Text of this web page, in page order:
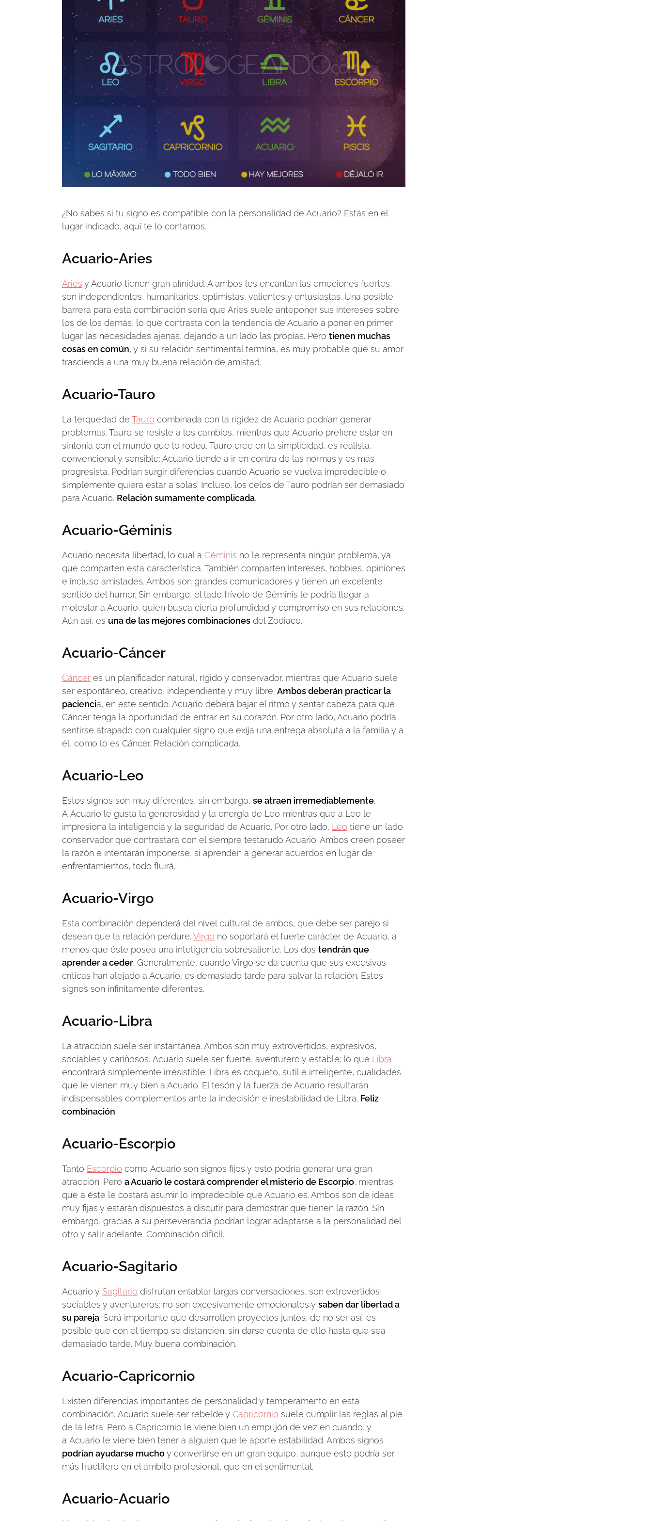
¿No sabes si tu signo es compatible con la personalidad de Acuario? Estás en el
lugar indicado, aquí te lo contamos.
Acuario-Aries
Aries y Acuario tienen gran afinidad. A ambos les encantan las emociones fuertes,
son independientes, humanitarios, optimistas, valientes y entusiastas. Una posible
barrera para esta combinación sería que Aries suele anteponer sus intereses sobre
los de los demás, lo que contrasta con la tendencia de Acuario a poner en primer
lugar las necesidades ajenas, dejando a un lado las propias. Pero tienen muchas
cosas en común, y si su relación sentimental termina, es muy probable que su amor
trascienda a una muy buena relación de amistad.
Acuario-Tauro
La terquedad de Tauro combinada con la rigidez de Acuario podrían generar
problemas. Tauro se resiste a los cambios, mientras que Acuario prefiere estar en
sintonía con el mundo que lo rodea. Tauro cree en la simplicidad, es realista,
convencional y sensible; Acuario tiende a ir en contra de las normas y es más
progresista. Podrían surgir diferencias cuando Acuario se vuelva impredecible o
simplemente quiera estar a solas. Incluso, los celos de Tauro podrían ser demasiado
para Acuario. Relación sumamente complicada.
Acuario-Géminis
Acuario necesita libertad, lo cual a Géminis no le representa ningún problema, ya
que comparten esta característica. También comparten intereses, hobbies, opiniones
e incluso amistades. Ambos son grandes comunicadores y tienen un excelente
sentido del humor. Sin embargo, el lado frívolo de Géminis le podría llegar a
molestar a Acuario, quien busca cierta profundidad y compromiso en sus relaciones.
Aún así, es una de las mejores combinaciones del Zodiaco.
Acuario-Cáncer
Cáncer es un planificador natural, rígido y conservador, mientras que Acuario suele
ser espontáneo, creativo, independiente y muy libre. Ambos deberán practicar la
paciencia, en este sentido. Acuario deberá bajar el ritmo y sentar cabeza para que
Cáncer tenga la oportunidad de entrar en su corazón. Por otro lado, Acuario podría
sentirse atrapado con cualquier signo que exija una entrega absoluta a la familia y a
él, como lo es Cáncer. Relación complicada.
Acuario-Leo
Estos signos son muy diferentes, sin embargo, se atraen irremediablemente.
A Acuario le gusta la generosidad y la energía de Leo mientras que a Leo le
impresiona la inteligencia y la seguridad de Acuario. Por otro lado, Leo tiene un lado
conservador que contrastará con el siempre testarudo Acuario. Ambos creen poseer
la razón e intentarán imponerse, si aprenden a generar acuerdos en lugar de
enfrentamientos, todo fluirá.
Acuario-Virgo
Esta combinación dependerá del nivel cultural de ambos, que debe ser parejo si
desean que la relación perdure. Virgo no soportará el fuerte carácter de Acuario, a
menos que éste posea una inteligencia sobresaliente. Los dos tendrán que
aprender a ceder. Generalmente, cuando Virgo se da cuenta que sus excesivas
críticas han alejado a Acuario, es demasiado tarde para salvar la relación. Estos
signos son infinitamente diferentes.
Acuario-Libra
La atracción suele ser instantánea. Ambos son muy extrovertidos, expresivos,
sociables y cariñosos. Acuario suele ser fuerte, aventurero y estable; lo que Libra
encontrará simplemente irresistible. Libra es coqueto, sutil e inteligente, cualidades
que le vienen muy bien a Acuario. El tesón y la fuerza de Acuario resultarán
indispensables complementos ante la indecisión e inestabilidad de Libra. Feliz
combinación.
Acuario-Escorpio
Tanto Escorpio como Acuario son signos fijos y esto podría generar una gran
atracción. Pero a Acuario le costará comprender el misterio de Escorpio, mientras
que a éste le costará asumir lo impredecible que Acuario es. Ambos son de ideas
muy fijas y estarán dispuestos a discutir para demostrar que tienen la razón. Sin
embargo, gracias a su perseverancia podrían lograr adaptarse a la personalidad del
otro y salir adelante. Combinación difícil.
Acuario-Sagitario
Acuario y Sagitario disfrutan entablar largas conversaciones, son extrovertidos,
sociables y aventureros; no son excesivamente emocionales y saben dar libertad a
su pareja. Será importante que desarrollen proyectos juntos, de no ser así, es
posible que con el tiempo se distancien; sin darse cuenta de ello hasta que sea
demasiado tarde. Muy buena combinación.
Acuario-Capricornio
Existen diferencias importantes de personalidad y temperamento en esta
combinación, Acuario suele ser rebelde y Capricornio suele cumplir las reglas al pie
de la letra. Pero a Capricornio le viene bien un empujón de vez en cuando, y
a Acuario le viene bien tener a alguien que le aporte estabilidad. Ambos signos
podrían ayudarse muchoy convertirse en un gran equipo, aunque esto podría ser
más fructífero en el ámbito profesional, que en el sentimental.
Acuario-Acuario